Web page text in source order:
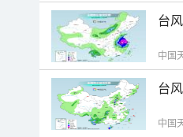
台
中国
台
中国